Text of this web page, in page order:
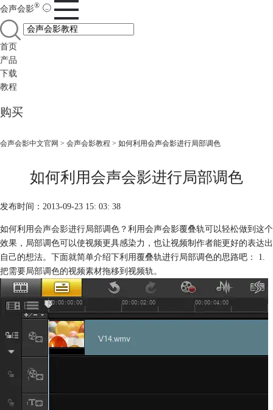
会声会影®
首页
产品
下载
教程
购买
会声会影中文官网 > 会声会影教程 > 如何利用会声会影进行局部调色
如何利用会声会影进行局部调色
发布时间：2013-09-23 15: 03: 38
如何利用会声会影进行局部调色？利用会声会影覆叠轨可以轻松做到这个
效果，局部调色可以使视频更具感染力，也让视频制作者能更好的表达出
自己的想法。下面就简单介绍下利用覆叠轨进行局部调色的思路吧： 1.
把需要局部调色的视频素材拖移到视频轨。